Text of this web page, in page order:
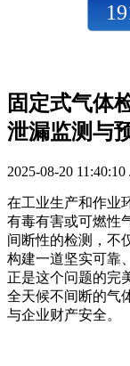
固定式气体
泄漏监测与
2025-08-20 11:40:10
在工业生产和作业
有毒有害或可燃性
间断性的检测，不
构建一道坚实可靠
正是这个问题的完
全天候不间断的气
与企业财产安全。